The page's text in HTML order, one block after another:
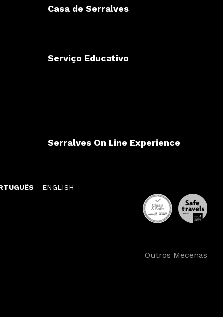
Casa de Serralves
Serviço Educativo
Serralves On Line Experience
ENGLISH
Outros Mecenas